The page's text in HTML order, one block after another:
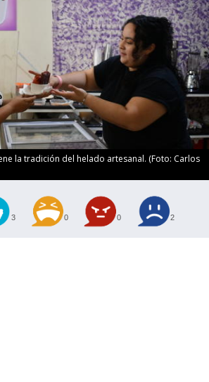
la tradición del helado artesanal. (Foto: Carlos
3 0 0 2